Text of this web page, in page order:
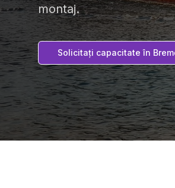
montaj.
Solicitați capacitate în